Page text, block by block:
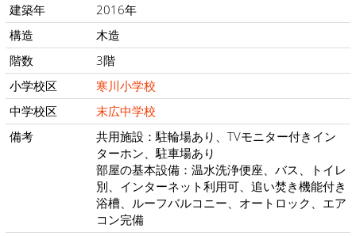
建築年
2016年
構造
木造
階数
3階
小学校区
寒川小学校
中学校区
末広中学校
備考
共用施設：駐輪場あり、TVモニター付きイン
ターホン、駐車場あり
部屋の基本設備：温水洗浄便座、バス、トイレ
別、インターネット利用可、追い焚き機能付き
浴槽、ルーフバルコニー、オートロック、エア
コン完備